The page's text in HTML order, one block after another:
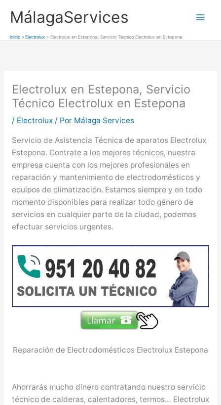
MálagaServices
Inicio Electrolux Electrolux en Estepona, Servicio Técnico Electrolux en Estepona
Electrolux en Estepona, Servicio
Técnico Electrolux en Estepona
/ Electrolux/ Por Málaga Services
Servicio de Asistencia Técnica de aparatos Electrolux
Estepona. Contrate a los mejores técnicos, nuestra
empresa cuenta con los mejores profesionales en
reparación y mantenimiento de electrodomésticos y
equipos de climatización. Estamos siempre y en todo
momento disponibles para realizar todo género de
servicios en cualquier parte de la ciudad, podemos
efectuar servicios urgentes.
Reparación de Electrodomésticos Electrolux Estepona
Ahorrarás mucho dinero contratando nuestro servicio
técnico de calderas, calentadores, termos… Electrolux